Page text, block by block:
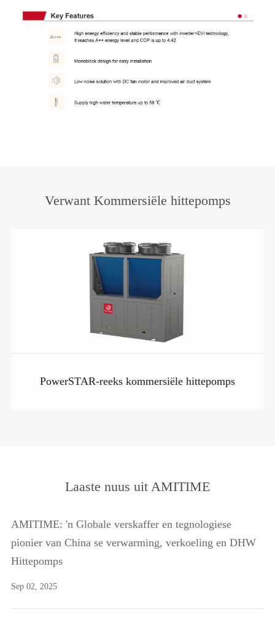
Verwant Kommersiële hittepomps
PowerSTAR-reeks kommersiële hittepomps
Laaste nuus uit AMITIME
AMITIME: 'n Globale verskaffer en tegnologiese
pionier van China se verwarming, verkoeling en DHW
Hittepomps
Sep 02, 2025